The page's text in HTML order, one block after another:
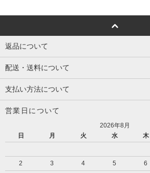
返品について
配送・送料について
支払い方法について
営業日について
2026年8月
日
月 火 水 木
2
3 4 5 6